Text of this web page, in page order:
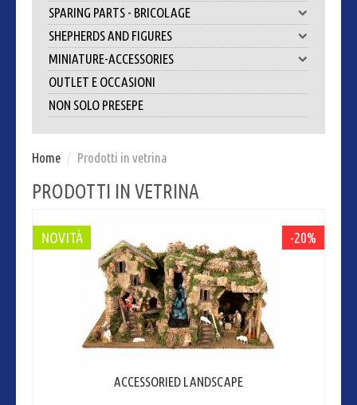
SPARING PARTS - BRICOLAGE
SHEPHERDS AND FIGURES
MINIATURE-ACCESSORIES
OUTLET E OCCASIONI
NON SOLO PRESEPE
Home / Prodotti in vetrina
PRODOTTI IN VETRINA
ACCESSORIED LANDSCAPE
NOVITÀ -20%